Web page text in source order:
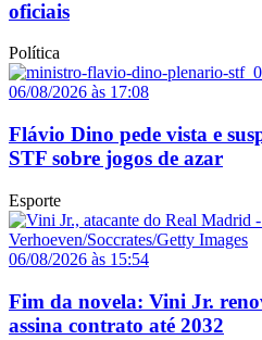
oficiais
Política
06/08/2026 às 17:08
Flávio Dino pede vista e
STF sobre jogos de azar
Esporte
06/08/2026 às 15:54
Fim da novela: Vini Jr.
assina contrato até 2032